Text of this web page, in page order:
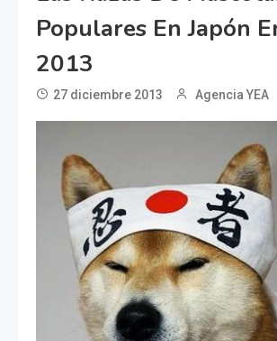
Populares En Japón
2013
27 diciembre 2013 Agencia YEA